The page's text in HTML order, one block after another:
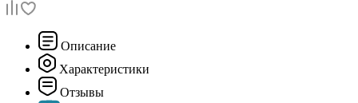
Описание
Характеристики
Отзывы